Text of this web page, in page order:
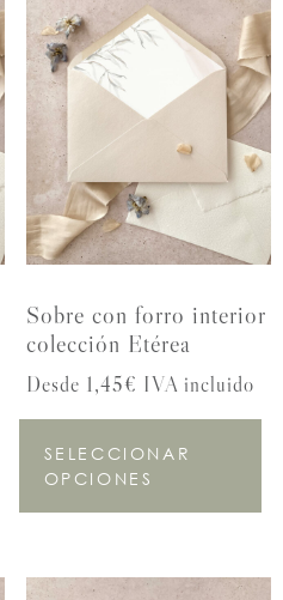
Sobre con forro interior
colección Etérea
Desde 1,45€ IVA incluido
SELECCIONAR
OPCIONES